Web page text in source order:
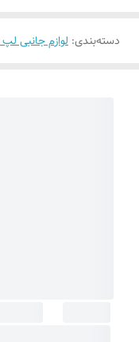
دسته‌بندی: لوازم جانبی